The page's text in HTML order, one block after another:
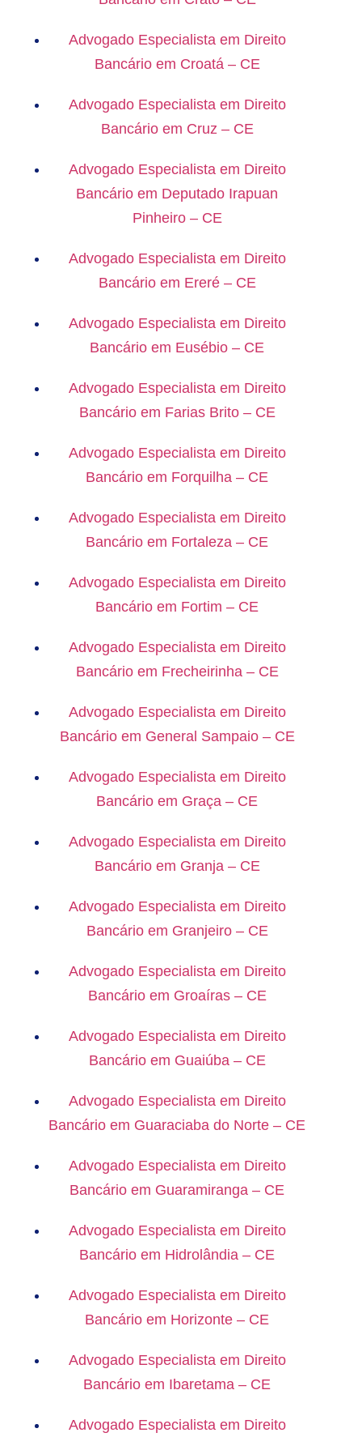
Advogado Especialista em Direito
Bancário em Croatá – CE
Advogado Especialista em Direito
Bancário em Cruz – CE
Advogado Especialista em Direito
Bancário em Deputado Irapuan
Pinheiro – CE
Advogado Especialista em Direito
Bancário em Ereré – CE
Advogado Especialista em Direito
Bancário em Eusébio – CE
Advogado Especialista em Direito
Bancário em Farias Brito – CE
Advogado Especialista em Direito
Bancário em Forquilha – CE
Advogado Especialista em Direito
Bancário em Fortaleza – CE
Advogado Especialista em Direito
Bancário em Fortim – CE
Advogado Especialista em Direito
Bancário em Frecheirinha – CE
Advogado Especialista em Direito
Bancário em General Sampaio – CE
Advogado Especialista em Direito
Bancário em Graça – CE
Advogado Especialista em Direito
Bancário em Granja – CE
Advogado Especialista em Direito
Bancário em Granjeiro – CE
Advogado Especialista em Direito
Bancário em Groaíras – CE
Advogado Especialista em Direito
Bancário em Guaiúba – CE
Advogado Especialista em Direito
Bancário em Guaraciaba do Norte – CE
Advogado Especialista em Direito
Bancário em Guaramiranga – CE
Advogado Especialista em Direito
Bancário em Hidrolândia – CE
Advogado Especialista em Direito
Bancário em Horizonte – CE
Advogado Especialista em Direito
Bancário em Ibaretama – CE
Advogado Especialista em Direito